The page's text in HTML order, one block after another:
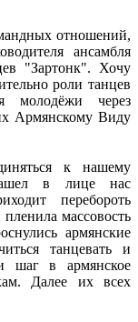
отношений,
ансамбля
"Зартонк". Хочу
роли танцев
молодёжи через
Армянскому Виду
к нашему
в лице нас
перебороть
массовость
армянские
танцевать и
шаг в армянское
Далее их всех